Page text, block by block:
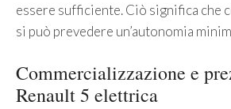
essere sufficiente. Ciò significa che
si può prevedere un’autonomia
Commercializzazione e
Renault 5 elettrica